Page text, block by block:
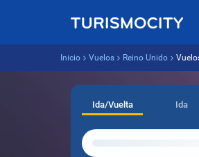
Inicio Vuelos Reino Unido
Ida/Vuelta Ida